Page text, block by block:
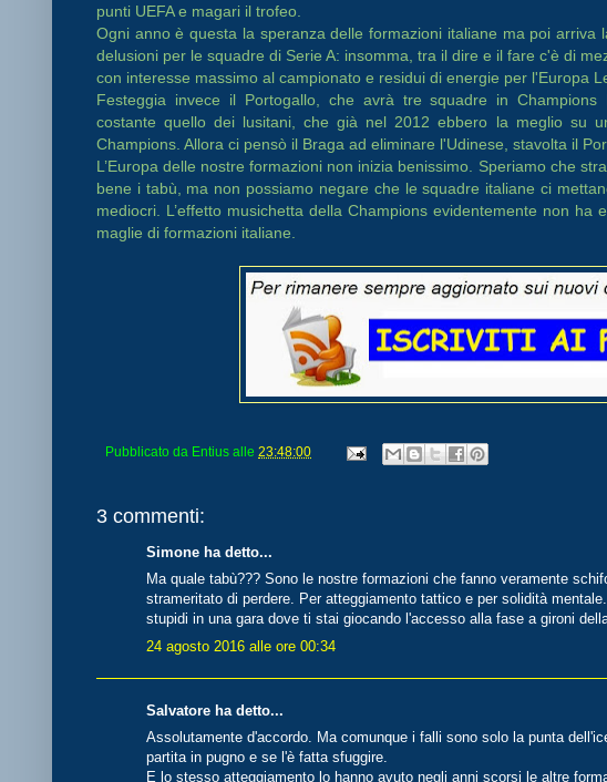
punti UEFA e magari il trofeo.
Ogni anno è questa la speranza delle formazioni italiane ma poi arriva
delusioni per le squadre di Serie A: insomma, tra il dire e il fare c'è di
con interesse massimo al campionato e residui di energie per l'Europa
Festeggia invece il Portogallo, che avrà tre squadre in Champions
costante quello dei lusitani, che già nel 2012 ebbero la meglio su
Champions. Allora ci pensò il Braga ad eliminare l'Udinese, stavolta il
L’Europa delle nostre formazioni non inizia benissimo. Speriamo che
bene i tabù, ma non possiamo negare che le squadre italiane ci
mediocri. L’effetto musichetta della Champions evidentemente non ha
maglie di formazioni italiane.
Pubblicato da Entius alle 23:48:00
3 commenti:
Simone ha detto...
Ma quale tabù??? Sono le nostre formazioni che fanno veramente
strameritato di perdere. Per atteggiamento tattico e per solidità
stupidi in una gara dove ti stai giocando l'accesso alla fase a gironi
24 agosto 2016 alle ore 00:34
Salvatore ha detto...
Assolutamente d'accordo. Ma comunque i falli sono solo la punta
partita in pugno e se l'è fatta sfuggire.
E lo stesso atteggiamento lo hanno avuto negli anni scorsi le altre